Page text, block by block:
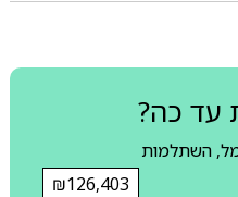
עד כה?
השתלמות
₪126,403